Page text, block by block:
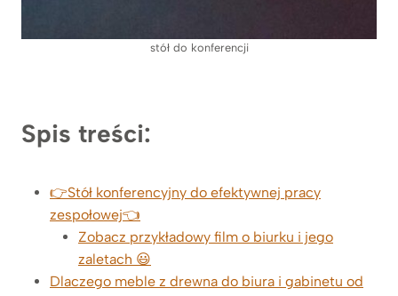
stół do konferencji
Spis treści:
👉Stół konferencyjny do efektywnej pracy
zespołowej👈
Zobacz przykładowy film o biurku i jego
zaletach 😃
Dlaczego meble z drewna do biura i gabinetu od